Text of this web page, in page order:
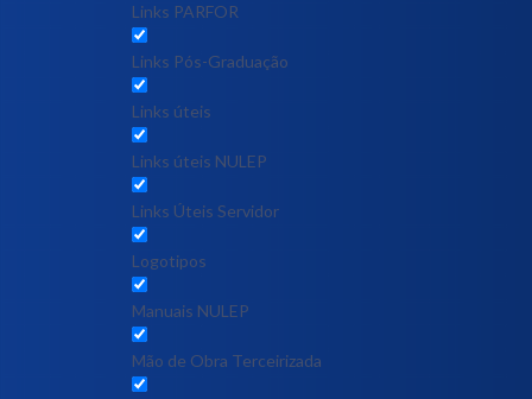
Links PARFOR
Links Pós-Graduação
Links úteis
Links úteis NULEP
Links Úteis Servidor
Logotipos
Manuais NULEP
Mão de Obra Terceirizada